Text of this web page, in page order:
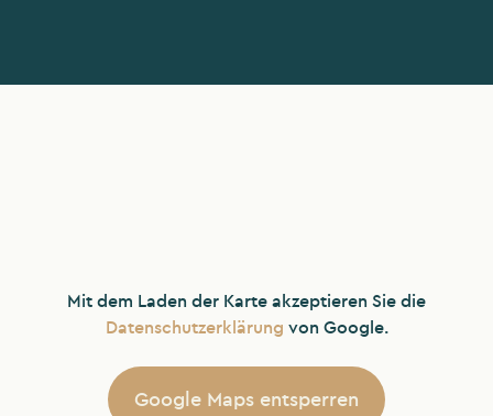
Mit dem Laden der Karte akzeptieren Sie die
Datenschutzerklärung von Google.
Google Maps entsperren